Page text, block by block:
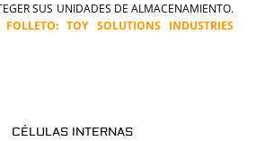
SUS UNIDADES DE ALMACENAMIENTO.
FOLLETO: TOY SOLUTIONS INDUSTRIES
CÉLULAS INTERNAS